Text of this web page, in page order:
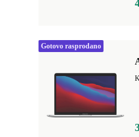
Gotovo rasprodano